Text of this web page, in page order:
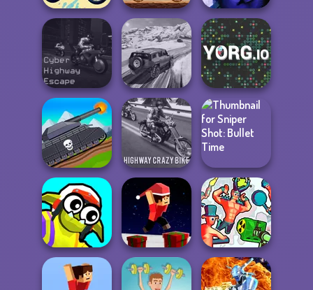
Bike Jump Clash of Stone Cursed Dreams
Cyber Highway
Escape
SUV Snow
Driving 3D
YORG.io
Tanks 2D: Tank
Wars
Highway Crazy
Bike
Sniper Shot:
Bullet Time